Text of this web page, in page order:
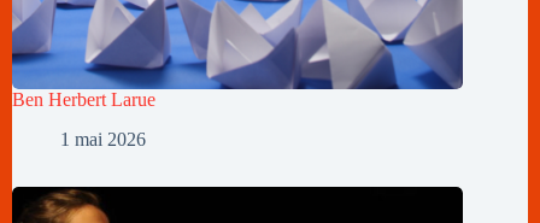
Ben Herbert Larue
1 mai 2026